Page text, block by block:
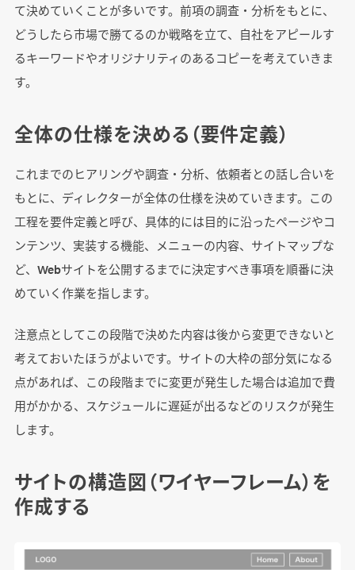
て決めていくことが多いです。前項の調査・分析をもとに、
どうしたら市場で勝てるのか戦略を立て、自社をアピールす
るキーワードやオリジナリティのあるコピーを考えていきま
す。
全体の仕様を決める（要件定義）
これまでのヒアリングや調査・分析、依頼者との話し合いを
もとに、ディレクターが全体の仕様を決めていきます。この
工程を要件定義と呼び、具体的には目的に沿ったページやコ
ンテンツ、実装する機能、メニューの内容、サイトマップな
ど、Webサイトを公開するまでに決定すべき事項を順番に決
めていく作業を指します。
注意点としてこの段階で決めた内容は後から変更できないと
考えておいたほうがよいです。サイトの大枠の部分気になる
点があれば、この段階までに変更が発生した場合は追加で費
用がかかる、スケジュールに遅延が出るなどのリスクが発生
します。
サイトの構造図（ワイヤーフレーム）を
作成する